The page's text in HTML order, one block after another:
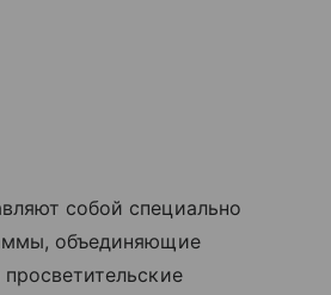
собой специально
объединяющие